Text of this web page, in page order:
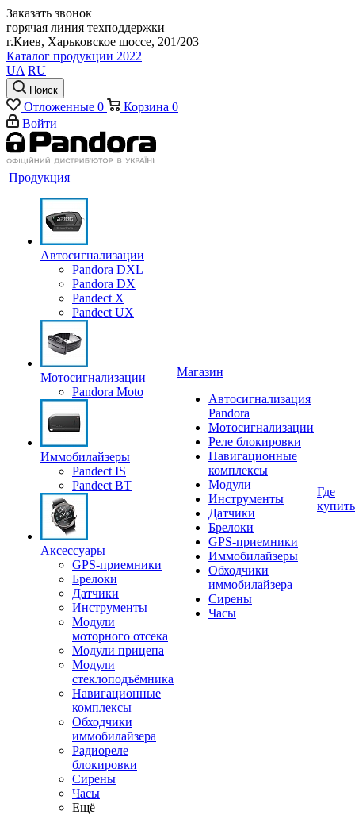
Заказать звонок
горячая линия техподдержки
г.Киев, Харьковское шоссе, 201/203
Каталог продукции 2022
UA RU
Поиск
Отложенные 0 Корзина 0
Войти
Продукция
Автосигнализации
Pandora DXL
Pandora DX
Pandect X
Pandect UX
Мотосигнализации
Pandora Moto
Иммобилайзеры
Pandect IS
Pandect BT
Аксессуары
GPS-приемники
Брелоки
Датчики
Инструменты
Модули
моторного отсека
Модули прицепа
Модули
стеклоподъёмника
Навигационные
комплексы
Обходчики
иммобилайзера
Радиореле
блокировки
Сирены
Часы
Ещё
Магазин
Автосигнализация
Pandora
Мотосигнализации
Реле блокировки
Навигационные
комплексы
Модули
Инструменты
Датчики
Брелоки
GPS-приемники
Иммобилайзеры
Обходчики
иммобилайзера
Сирены
Часы
Где
купить